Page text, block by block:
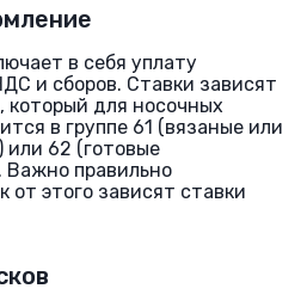
в себя уплату
и сборов. Ставки зависят
который для носочных
в группе 61 (вязаные или
62 (готовые
Важно правильно
от этого зависят ставки